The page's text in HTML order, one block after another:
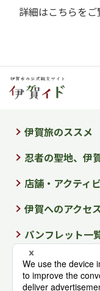
詳細はこちらをご
伊賀旅のススメ
忍者の聖地、伊
店舗・アクティ
伊賀へのアクセ
パンフレット一
法人向けのご案
お問い合わせ